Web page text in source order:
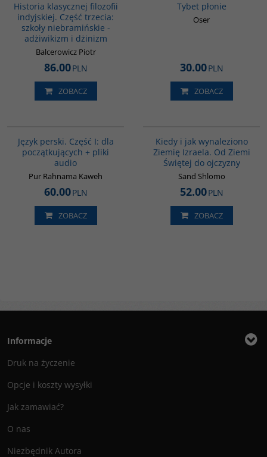
Historia klasycznej filozofii
indyjskiej. Część trzecia:
szkoły niebramińskie -
adżiwikizm i dżinizm
Balcerowicz Piotr
86.00PLN
ZOBACZ
Tybet płonie
Oser
30.00PLN
ZOBACZ
Język perski. Część I: dla
początkujących + pliki
audio
Pur Rahnama Kaweh
60.00PLN
ZOBACZ
Kiedy i jak wynaleziono
Ziemię Izraela. Od Ziemi
Świętej do ojczyzny
Sand Shlomo
52.00PLN
ZOBACZ
Informacje
Druk na życzenie
Opcje i koszty wysyłki
Jak zamawiać?
O nas
Niezbędnik Autora